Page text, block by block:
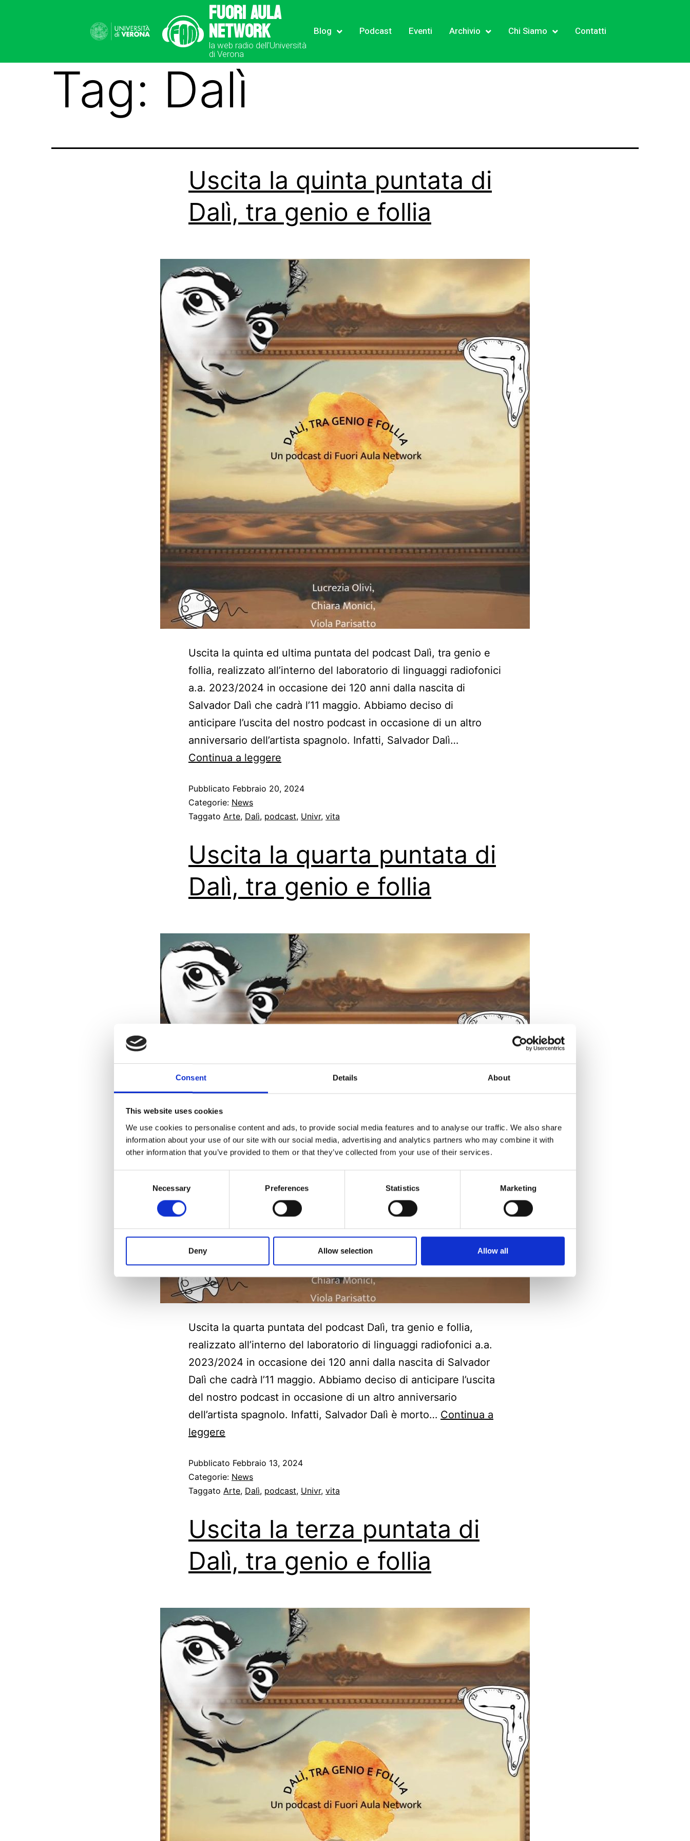
Consent Details About
This website uses cookies
We use cookies to personalise content and ads, to provide social media features and to analyse our traffic. We also share
information about your use of our site with our social media, advertising and analytics partners who may combine it with
other information that you’ve provided to them or that they’ve collected from your use of their services.
Necessary Preferences Statistics Marketing
Deny Allow selection Allow all
Fuori Aula
Network
la web radio dell'Università
di Verona
Blog Podcast Eventi Archivio Chi Siamo Contatti
Tag: Dalì
Uscita la quinta puntata di
Dalì, tra genio e follia
Uscita la quinta ed ultima puntata del podcast Dalì, tra genio e
follia, realizzato all’interno del laboratorio di linguaggi radiofonici
a.a. 2023/2024 in occasione dei 120 anni dalla nascita di
Salvador Dalì che cadrà l’11 maggio. Abbiamo deciso di
anticipare l’uscita del nostro podcast in occasione di un altro
anniversario dell’artista spagnolo. Infatti, Salvador Dalì…
Continua a leggere
Pubblicato Febbraio 20, 2024
Categorie: News
Taggato Arte, Dalì, podcast, Univr, vita
Uscita la quarta puntata di
Dalì, tra genio e follia
Uscita la quarta puntata del podcast Dalì, tra genio e follia,
realizzato all’interno del laboratorio di linguaggi radiofonici a.a.
2023/2024 in occasione dei 120 anni dalla nascita di Salvador
Dalì che cadrà l’11 maggio. Abbiamo deciso di anticipare l’uscita
del nostro podcast in occasione di un altro anniversario
dell’artista spagnolo. Infatti, Salvador Dalì è morto… Continua a
leggere
Pubblicato Febbraio 13, 2024
Categorie: News
Taggato Arte, Dalì, podcast, Univr, vita
Uscita la terza puntata di
Dalì, tra genio e follia